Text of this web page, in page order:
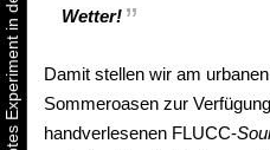
Wetter!
Damit stellen wir am
Sommeroasen zur
handverlesenen FLUCC-